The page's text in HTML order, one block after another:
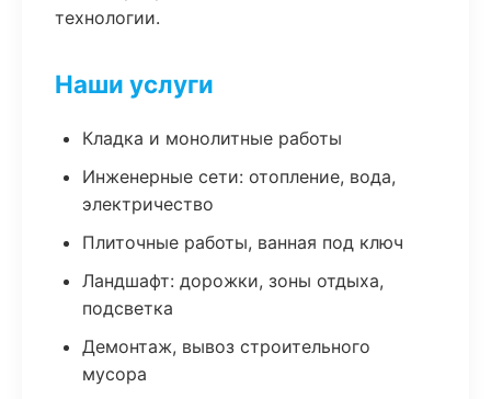
технологии.
Наши услуги
Кладка и монолитные работы
Инженерные сети: отопление, вода,
электричество
Плиточные работы, ванная под ключ
Ландшафт: дорожки, зоны отдыха,
подсветка
Демонтаж, вывоз строительного
мусора